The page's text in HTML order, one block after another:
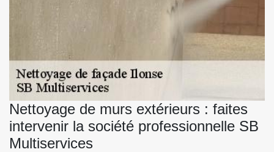
Nettoyage de murs extérieurs : faites
intervenir la société professionnelle SB
Multiservices